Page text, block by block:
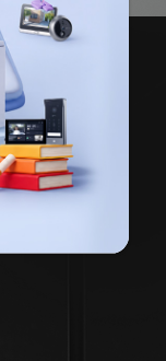
Helligkeit
helle
mit der
an.